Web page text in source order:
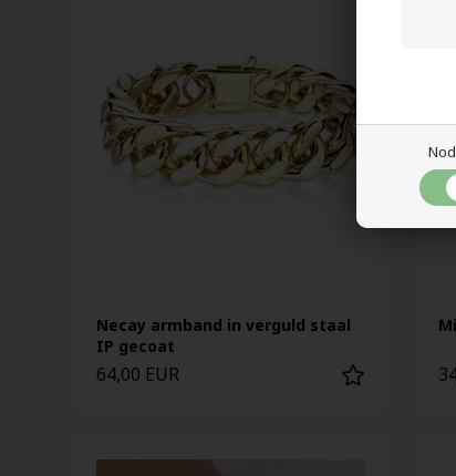
Necay armband in verguld staal
IP gecoat
64,00 EUR